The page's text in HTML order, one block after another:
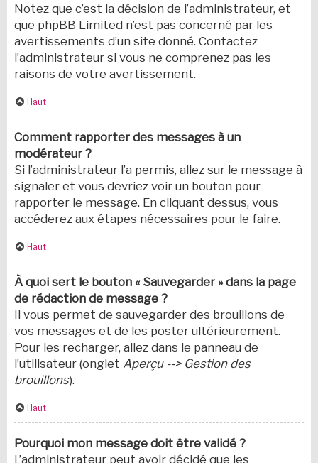
Notez que c’est la décision de l’administrateur, et
que phpBB Limited n’est pas concerné par les
avertissements d’un site donné. Contactez
l’administrateur si vous ne comprenez pas les
raisons de votre avertissement.
Haut
Comment rapporter des messages à un
modérateur ?
Si l’administrateur l’a permis, allez sur le message à
signaler et vous devriez voir un bouton pour
rapporter le message. En cliquant dessus, vous
accéderez aux étapes nécessaires pour le faire.
Haut
À quoi sert le bouton « Sauvegarder » dans la page
de rédaction de message ?
Il vous permet de sauvegarder des brouillons de
vos messages et de les poster ultérieurement.
Pour les recharger, allez dans le panneau de
l’utilisateur (onglet Aperçu --> Gestion des
brouillons).
Haut
Pourquoi mon message doit être validé ?
L’administrateur peut avoir décidé que les